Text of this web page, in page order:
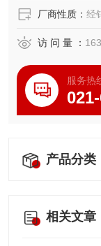
厂商性质： 经
访 问 量 ：
服务热
产品分类
相关文章